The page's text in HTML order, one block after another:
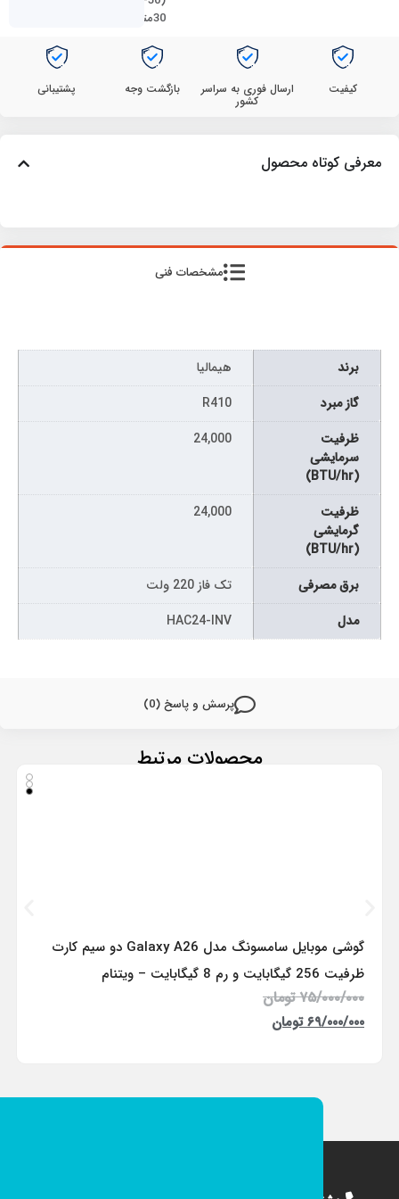
30متر)
کیفیت ارسال فوری به سراسر
کشور
بازگشت وجه پشتیبانی
معرفی کوتاه محصول
مشخصات فنی
پرسش و پاسخ (0)
برند
هیمالیا
گاز مبرد
R410
ظرفیت
سرمایشی
(BTU/hr)
24,000
ظرفیت
گرمایشی
(BTU/hr)
24,000
برق مصرفی
تک فاز 220 ولت
مدل
HAC24-INV
محصولات مرتبط
گوشی موبایل سامسونگ مدل Galaxy A26 دو سیم کارت
ظرفیت 256 گیگابایت و رم 8 گیگابایت – ویتنام
۷۵/۰۰۰/۰۰۰ تومان
۶۹/۰۰۰/۰۰۰ تومان